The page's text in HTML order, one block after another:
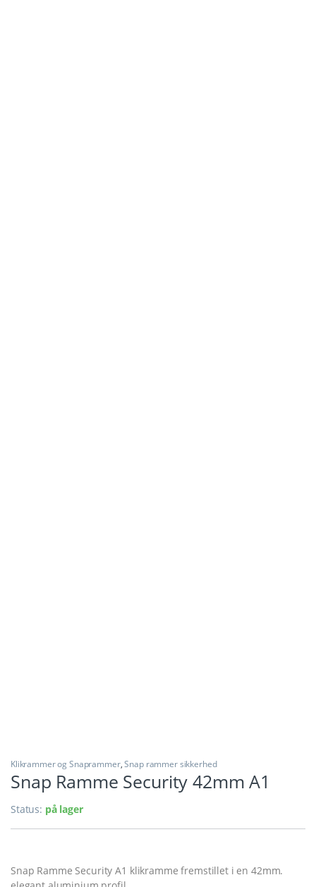
Klikrammer og Snaprammer,Snap rammer sikkerhed
Snap Ramme Security 42mm A1
Status: på lager
Snap Ramme Security A1 klikramme fremstillet i en 42mm.